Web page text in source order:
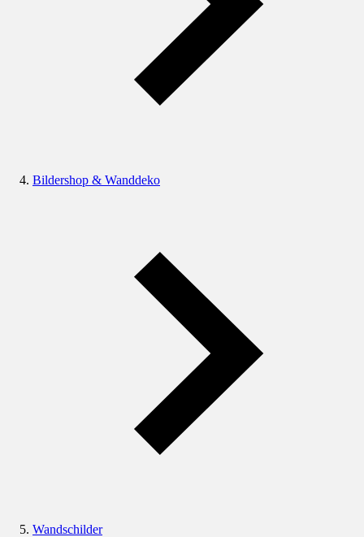
Bildershop & Wanddeko
Wandschilder